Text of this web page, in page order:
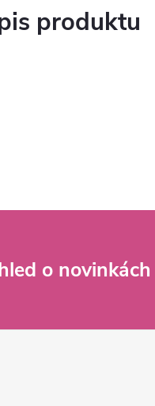
produktu
o novinkách